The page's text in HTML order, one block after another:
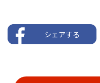
シェアする